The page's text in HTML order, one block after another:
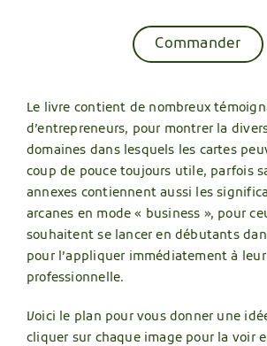
Commander
Le livre contient de nombreux
d’entrepreneurs, pour montrer la
domaines dans lesquels les cartes
coup de pouce toujours utile, parfois
annexes contiennent aussi les
arcanes en mode « business », pour
souhaitent se lancer en débutants
pour l’appliquer immédiatement à
professionnelle.
Voici le plan pour vous donner une
cliquer sur chaque image pour la voir